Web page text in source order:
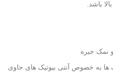
باشد.
نمک جیره
ها به خصوص آنتی بیوتیک های حاوی